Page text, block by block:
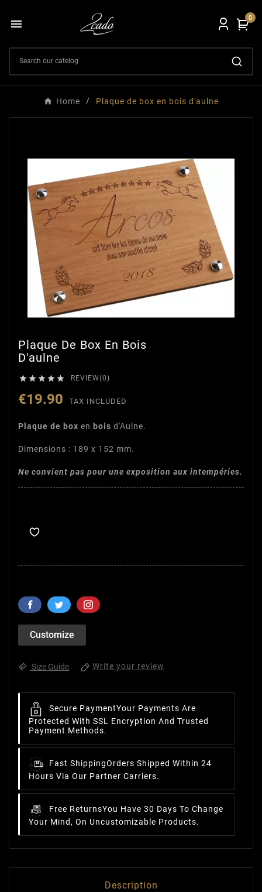
 0
Home Plaque de box en bois d'aulne
Plaque De Box En Bois
D'aulne
     REVIEW(0)
€19.90 TAX INCLUDED
Plaque de box en bois d'Aulne.
Dimensions : 189 x 152 mm.
Ne convient pas pour une exposition aux intempéries.
Customize
Size Guide Write your review
Secure PaymentYour Payments Are
Protected With SSL Encryption And Trusted
Payment Methods.
Fast ShippingOrders Shipped Within 24
Hours Via Our Partner Carriers.
Free ReturnsYou Have 30 Days To Change
Your Mind, On Uncustomizable Products.
Description